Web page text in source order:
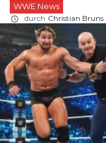
WWE News
durch Christian Bruns